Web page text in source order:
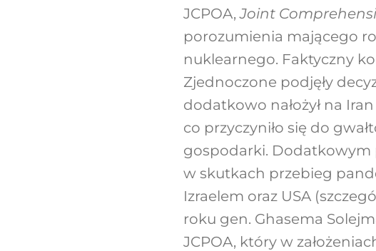
JCPOA,Joint
porozumienia mającego
nuklearnego. Faktyczny
Zjednoczone podjęły
dodatkowo nałożył na
co przyczyniło się do
gospodarki. Dodatkowym
w skutkach przebieg
Izraelem oraz USA
roku gen. Ghasema
JCPOA, który w